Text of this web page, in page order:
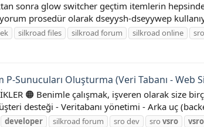
sonra glow switcher geçtim itemlerin
prosedür olarak dseyysh-dseyywep
silkroad files silkroad forum silkroad online
P-Sunucuları Oluşturma (Veri Tabanı - Web
🟠 Benimle çalışmak, işveren olarak
desteği - Veritabanı yönetimi - Arka uç
developer silkroad forum sro dev sro vsro vsro